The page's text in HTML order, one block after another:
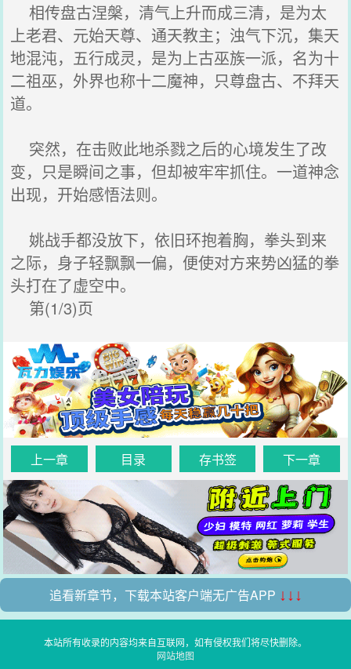
相传盘古涅槃，清气上升而成三清，是为太
上老君、元始天尊、通天教主；浊气下沉，集天
地混沌，五行成灵，是为上古巫族一派，名为十
二祖巫，外界也称十二魔神，只尊盘古、不拜天
道。
突然，在击败此地杀戮之后的心境发生了改
变，只是瞬间之事，但却被牢牢抓住。一道神念
出现，开始感悟法则。
姚战手都没放下，依旧环抱着胸，拳头到来
之际，身子轻飘飘一偏，便使对方来势凶猛的拳
头打在了虚空中。
第(1/3)页
上一章 目录 存书签 下一章
追看新章节，下载本站客户端无广告APP ↓↓↓
本站所有收录的内容均来自互联网，如有侵权我们将尽快删除。
网站地图